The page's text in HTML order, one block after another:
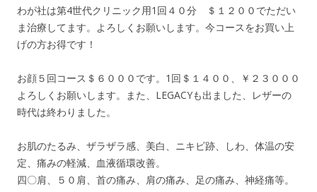
わが社は第4世代クリニック用1回４０分 ＄１２００でただい
ま治療してます。よろしくお願いします。今コースをお買い上
げの方お得です！
お顔５回コース＄６０００です。1回＄１４００、￥２３０００
よろしくお願いします。また、LEGACYも出ました、レザーの
時代は終わりました。
お肌のたるみ、ザラザラ感、美白、ニキビ跡、しわ、体温の安
定、痛みの軽減、血液循環改善。
四〇肩、５０肩、首の痛み、肩の痛み、足の痛み、神経痛等。